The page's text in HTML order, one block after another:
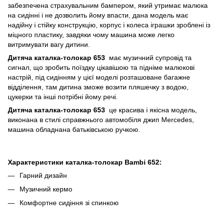
забезпечена страхувальним бампером, який утримає малюка
на сидінні і не дозволить йому впасти, дана модель має
надійну і стійку конструкцію, корпус і колеса іграшки зроблені із
міцного пластику, завдяки чому машина може легко
витримувати вагу дитини.
Дитяча каталка-толокар 653 має музичний супровід та
сигнал, що зробить поїздку цікавішою та підніме малюкові
настрій, під сидінням у цієї моделі розташоване багажне
відділення, там дитина зможе возити пляшечку з водою,
цукерки та інші потрібні йому речі.
Дитяча каталка-толокар 653 це красива і якісна модель,
виконана в стилі справжнього автомобіля джип Mercedes,
машина обладнана батьківською ручкою.
Характеристики каталка-толокар Bambi 652:
Гарний дизайн
Музичний кермо
Комфортне сидіння зі спинкою